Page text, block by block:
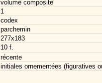
volume composite
1
codex
parchemin
277x183
10 f.
récente
initiales ornementées (figuratives